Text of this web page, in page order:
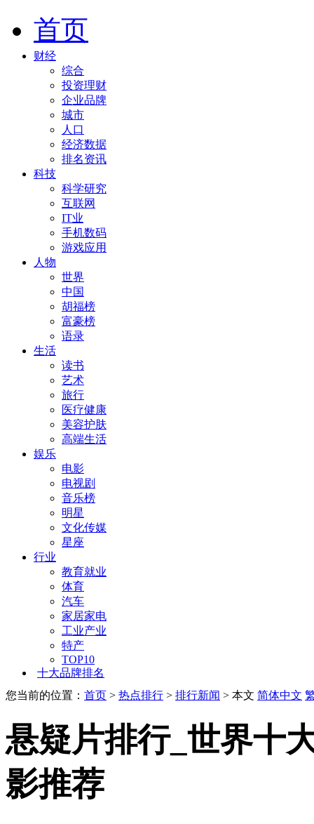
首页
财经
综合
投资理财
企业品牌
城市
人口
经济数据
排名资讯
科技
科学研究
互联网
IT业
手机数码
游戏应用
人物
世界
中国
胡福榜
富豪榜
语录
生活
读书
艺术
旅行
医疗健康
美容护肤
高端生活
娱乐
电影
电视剧
音乐榜
明星
文化传媒
星座
行业
教育就业
体育
汽车
家居家电
工业产业
特产
TOP10
十大品牌排名
您当前的位置： 首页 > 热点排行 > 排行新闻 > 本文 简体中文
悬疑片排行_世界十
影推荐